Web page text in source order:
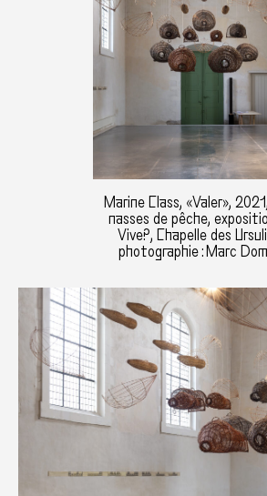
Marine Class, «Valer»,
nasses de pêche,
Vive?, Chapelle des
photographie : Marc